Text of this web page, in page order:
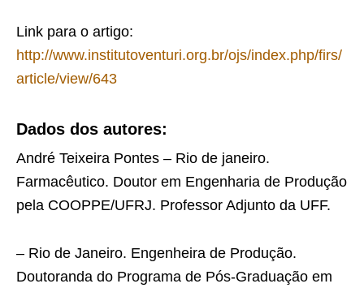
Link para o artigo:
http://www.institutoventuri.org.br/ojs/index.php/firs/
article/view/643
Dados dos autores:
André Teixeira Pontes – Rio de janeiro.
Farmacêutico. Doutor em Engenharia de Produção
pela COOPPE/UFRJ. Professor Adjunto da UFF.
– Rio de Janeiro. Engenheira de Produção.
Doutoranda do Programa de Pós-Graduação em